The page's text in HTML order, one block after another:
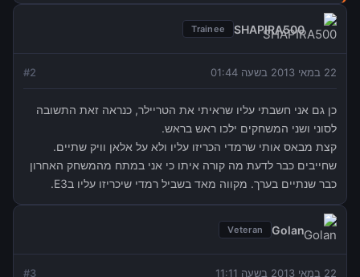
SHAPIRA500
Trainee
22 במאי 2013 בשעה 01:44 #2
כן גם אני חשבתי עליו שראיתי את הטריילר, כנראה זאת התשובה
לסוני ושני המשחקים ילכו ראש בראש.
קצת מבאס אותי שרמדי הכריזו עליו ולא על אלאן וויק שתיים.
שחייבים כבר לדעת מה קורה איתו כי אני במתח מהמשחק האחרון
כבר שנתיים בערך. מקווה מאד בשביל רמדי שיכריזו עליו בE3.
Golan
Veteran
22 במאי 2013 בשעה 11:11 #3